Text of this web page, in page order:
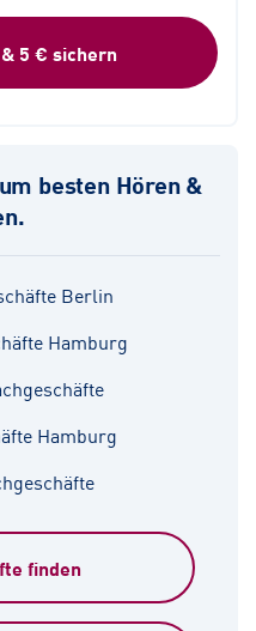
5 € sichern
besten Hören &
Berlin
Hamburg
Hamburg
finden